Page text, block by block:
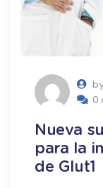
0
Nueva
para la
de Glut1